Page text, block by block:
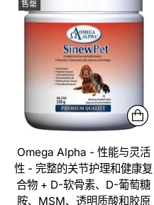
售罄
Omega Alpha - 性能与灵活
性 - 完整的关节护理和健康复
合物 + D-软骨素、D-葡萄糖
胺、MSM、透明质酸和胶原